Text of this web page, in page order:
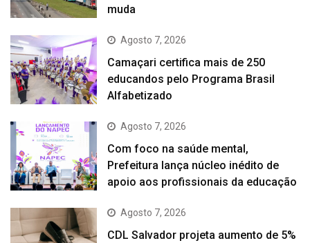
muda
Agosto 7, 2026
Camaçari certifica mais de 250
educandos pelo Programa Brasil
Alfabetizado
Agosto 7, 2026
Com foco na saúde mental,
Prefeitura lança núcleo inédito de
apoio aos profissionais da educação
Agosto 7, 2026
CDL Salvador projeta aumento de 5%